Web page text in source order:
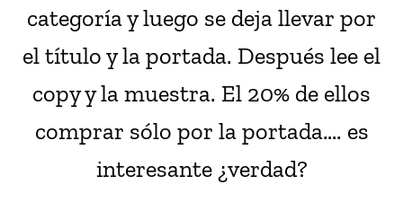
categoría y luego se deja llevar por
el título y la portada. Después lee el
copy y la muestra. El 20% de ellos
comprar sólo por la portada…. es
interesante ¿verdad?